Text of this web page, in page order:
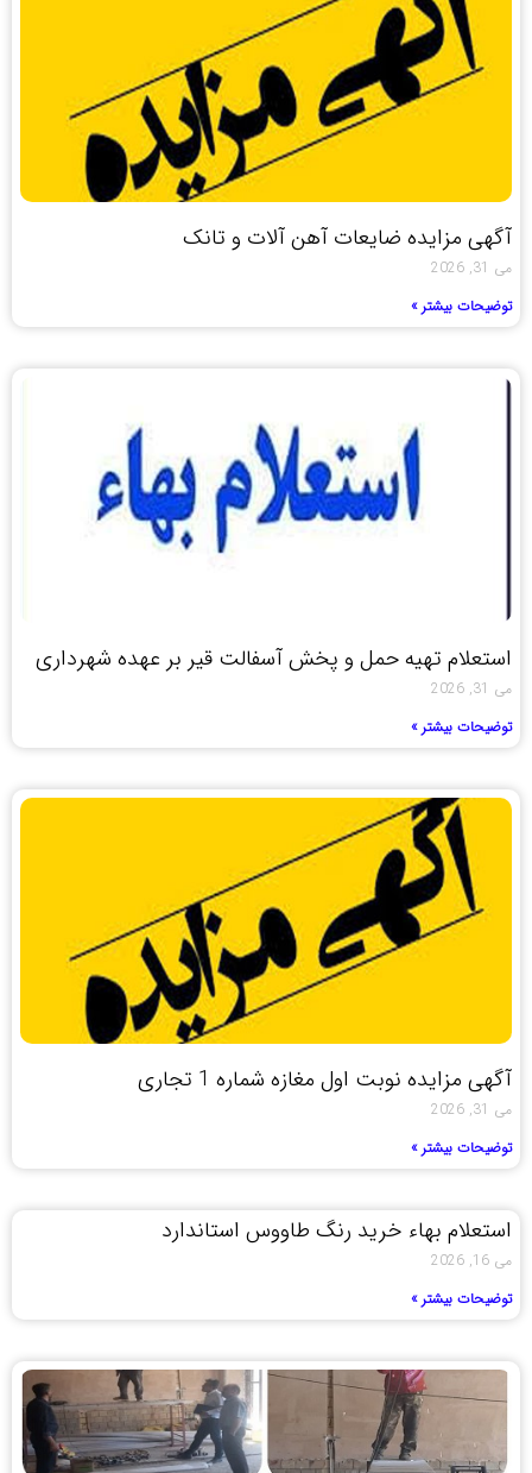
آگهی مزایده ضایعات آهن آلات و تانک
می 31, 2026
توضیحات بیشتر »
استعلام تهیه حمل و پخش آسفالت قیر بر عهده شهرداری
می 31, 2026
توضیحات بیشتر »
آگهی مزایده نوبت اول مغازه شماره 1 تجاری
می 31, 2026
توضیحات بیشتر »
استعلام بهاء خرید رنگ طاووس استاندارد
می 16, 2026
توضیحات بیشتر »